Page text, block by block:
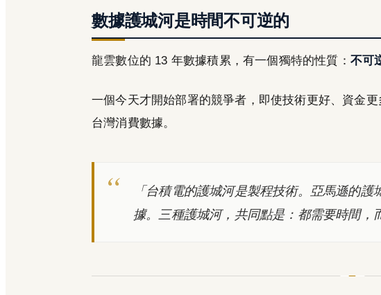
數據護城河是時間不可逆的
龍雲數位的 13 年數據積累，有一個獨特的性質： 不可
一個今天才開始部署的競爭者，即使技術更好、資金
台灣消費數據。
「台積電的護城河是製程技術。亞馬遜的
據。三種護城河，共同點是：都需要時間，